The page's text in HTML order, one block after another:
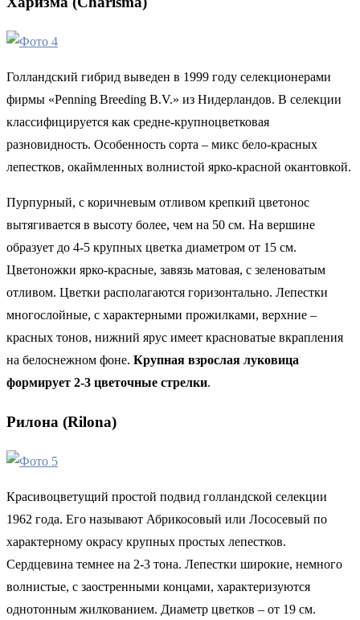
Голландский гибрид выведен в 1999 году селекционерами
фирмы «Penning Breeding B.V.» из Нидерландов. В селекции
классифицируется как средне-крупноцветковая
разновидность. Особенность сорта – микс бело-красных
лепестков, окаймленных волнистой ярко-красной окантовкой.
Пурпурный, с коричневым отливом крепкий цветонос
вытягивается в высоту более, чем на 50 см. На вершине
образует до 4-5 крупных цветка диаметром от 15 см.
Цветоножки ярко-красные, завязь матовая, с зеленоватым
отливом. Цветки располагаются горизонтально. Лепестки
многослойные, с характерными прожилками, верхние –
красных тонов, нижний ярус имеет красноватые вкрапления
на белоснежном фоне. Крупная взрослая луковица
формирует 2-3 цветочные стрелки.
Рилона (Rilona)
Красивоцветущий простой подвид голландской селекции
1962 года. Его называют Абрикосовый или Лососевый по
характерному окрасу крупных простых лепестков.
Сердцевина темнее на 2-3 тона. Лепестки широкие, немного
волнистые, с заостренными концами, характеризуются
однотонным жилкованием. Диаметр цветков – от 19 см.